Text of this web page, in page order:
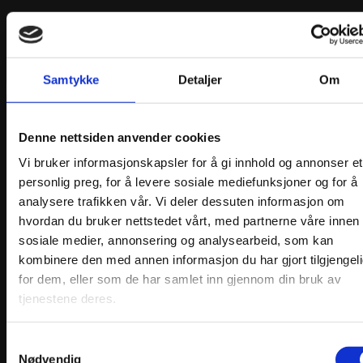
Samtykke Detaljer Om
Denne nettsiden anvender cookies
Vi bruker informasjonskapsler for å gi innhold og annonser et
personlig preg, for å levere sosiale mediefunksjoner og for å
analysere trafikken vår. Vi deler dessuten informasjon om
hvordan du bruker nettstedet vårt, med partnerne våre innen
sosiale medier, annonsering og analysearbeid, som kan
kombinere den med annen informasjon du har gjort
for dem, eller som de har samlet inn gjennom din bruk av
tjenestene deres.
Nødvendig
149,00 Opprinnelig
pris
kr149,00.
kr120,00Nåværende
pris
er:
kr120,00.
Velg alternativ
produktet
har
flere
Alternativene
kan
velges
produktsiden
Christines Bunadservice
Post adr.: Gullstølsstien 222 5153 Bønes Systue:
Gamlehaugvegen 20 5230 Paradis+47 41349532